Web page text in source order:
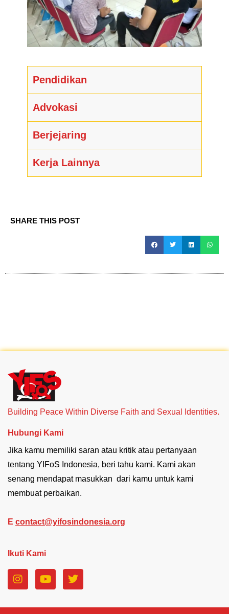
Pendidikan
Advokasi
Berjejaring
Kerja Lainnya
SHARE THIS POST
Building Peace Within Diverse Faith and Sexual Identities.
Hubungi Kami
Jika kamu memiliki saran atau kritik atau pertanyaan
tentang YIFoS Indonesia, beri tahu kami. Kami akan
senang mendapat masukkan dari kamu untuk kami
membuat perbaikan.
E contact@yifosindonesia.org
Ikuti Kami
I
n
t
Y
o
t
T
w
t